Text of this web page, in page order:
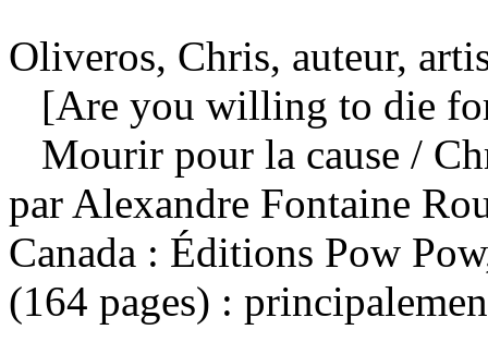
Oliveros, Chris, auteur,
[Are you willing to die for
Mourir pour la cause /
par Alexandre Fontaine
Canada : Éditions Pow
(164 pages) :